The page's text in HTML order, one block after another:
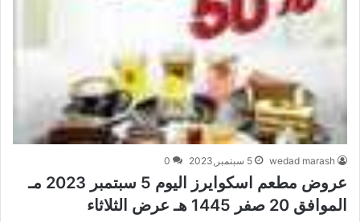
wedad marash 5 سبتمبر,2023 0
عروض مطعم اسكوايرز اليوم 5 سبتمبر 2023 مـ
الموافق 20 صفر 1445 هـ عرض الثلاثاء